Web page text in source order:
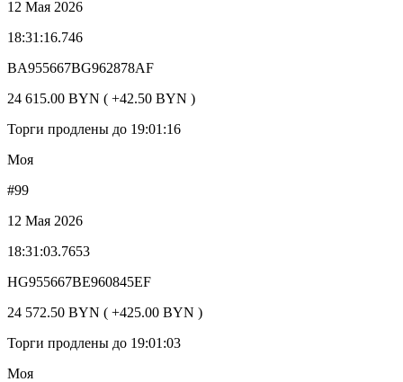
12 Мая 2026
18:31:16.746
BA955667BG962878AF
24 615.00 BYN ( +42.50 BYN )
Торги продлены до 19:01:16
Моя
#99
12 Мая 2026
18:31:03.7653
HG955667BE960845EF
24 572.50 BYN ( +425.00 BYN )
Торги продлены до 19:01:03
Моя